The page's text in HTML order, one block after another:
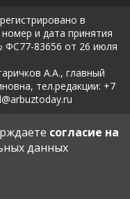
в
и дата принятия
ФС77-83656 от 26 июля
А.А., главный
тел.редакции: +7
защиты персональных
согласие на
данных